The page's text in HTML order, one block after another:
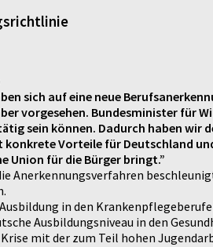
sich auf eine neue
vorgesehen. Bundesminister für
sein können. Dadurch haben
konkrete Vorteile für Deutschland
Union für die Bürger bringt.”
in den
Ausbildungsniveau in den
mit der zum Teil hohen